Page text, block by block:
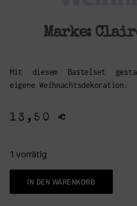
Marke:
Mit diesem Bastelset
eigene Weihnachtsdekoration.
13,50 €
1 vorrätig
IN DEN WARENKORB